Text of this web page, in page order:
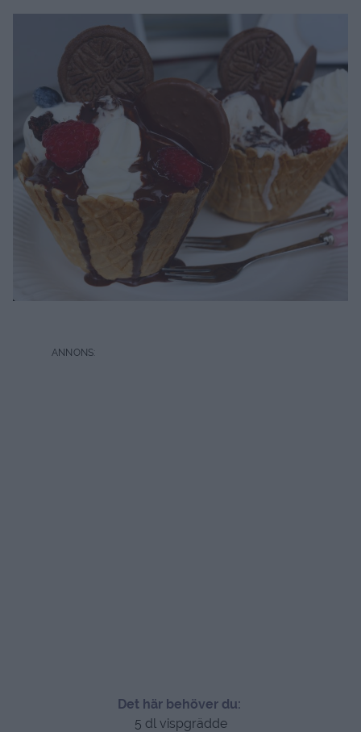
Det här behöver du:
5 dl vispgrädde